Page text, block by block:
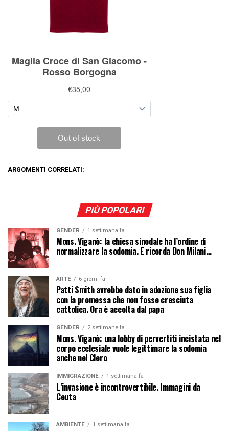
ARGOMENTI CORRELATI:
PIÙ POPOLARI
GENDER 1 settimana fa
Mons. Viganò: la chiesa sinodale ha l’ordine di
normalizzare la sodomia. E ricorda Don Milani…
ARTE 6 giorni fa
Patti Smith avrebbe dato in adozione sua figlia
con la promessa che non fosse cresciuta
cattolica. Ora è accolta dal papa
GENDER 2 settimane fa
Mons. Viganò: una lobby di pervertiti incistata nel
corpo ecclesiale vuole legittimare la sodomia
anche nel Clero
IMMIGRAZIONE 1 settimana fa
L’invasione è incontrovertibile. Immagini da
Ceuta
AMBIENTE 1 settimana fa